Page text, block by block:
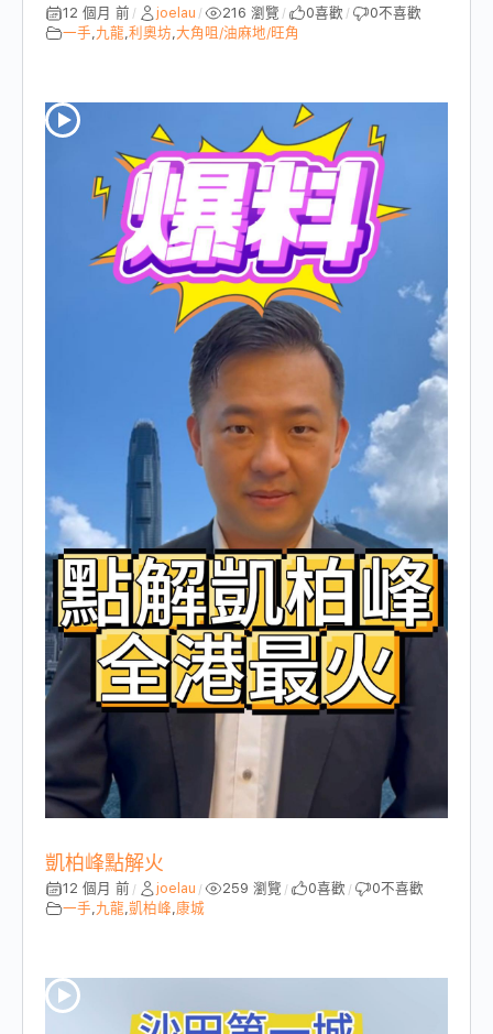
12 個月 前 / joelau / 216 瀏覽 / 0喜歡 / 0不喜歡
一手 九龍 利奧坊 大角咀/油麻地/旺角
凱柏峰點解火
12 個月 前 / joelau / 259 瀏覽 / 0喜歡 / 0不喜歡
一手,九龍,凱柏峰,康城